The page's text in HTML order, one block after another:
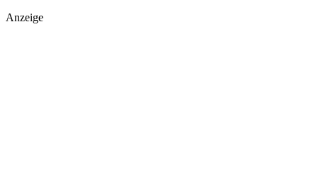
Anzeige